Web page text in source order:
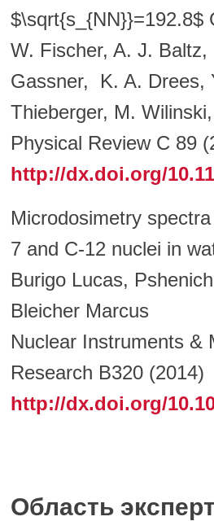
$\sqrt{s_{NN}}=192.8$
W. Fischer, A. J.
Gassner, K. A. Drees,
Thieberger, M.
Physical Review C 89
http://dx.doi.org/
Microdosimetry
7 and C-12 nuclei in
Burigo Lucas,
Bleicher Marcus
Nuclear Instruments &
Research B320 (2014)
http://dx.doi.org/
Область